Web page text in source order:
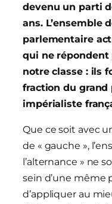
devenu un parti
ans. L’ensemble
parlementaire
qui ne répondent
notre classe : ils
fraction du grand
impérialiste
Que ce soit avec
de « gauche »,
l’alternance » ne
sein d’une même
d’appliquer au